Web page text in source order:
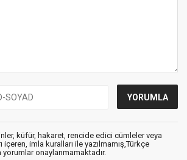
küfür, hakaret, rencide edici cümleler veya
içeren, imla kuralları ile yazılmamış,Türkçe
yorumlar onaylanmamaktadır.